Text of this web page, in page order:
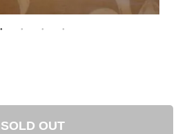
SOLD OUT